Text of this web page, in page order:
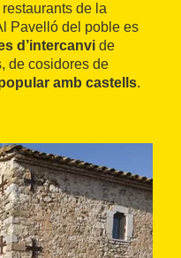
de la
Pavelló del poble es
d’intercanvi de
de cosidores de
amb castells.